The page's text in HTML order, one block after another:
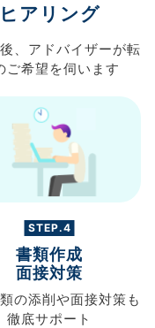
ヒアリング
、 アドバイザーが転
ご希望を伺います
STEP.4
書類作成
面接対策
の添削や面接対策も
徹底サポート